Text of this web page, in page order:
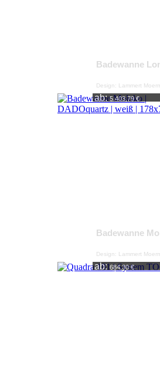
Badewanne
Design: Lammert
ab: 5.403,79 €
Badewanne
Design: Lammert
ab: 684,30 €